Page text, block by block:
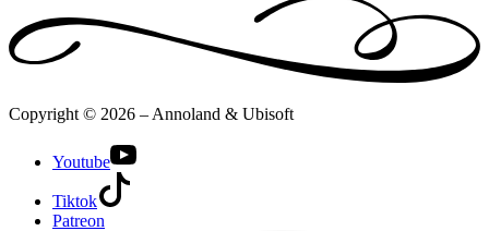
Copyright © 2026 – Annoland & Ubisoft
Youtube
Tiktok
Patreon